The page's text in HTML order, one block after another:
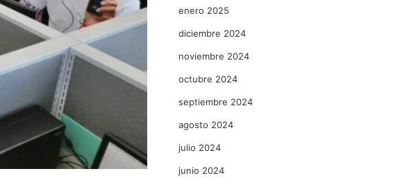
enero 2025
diciembre 2024
noviembre 2024
octubre 2024
septiembre 2024
agosto 2024
julio 2024
junio 2024